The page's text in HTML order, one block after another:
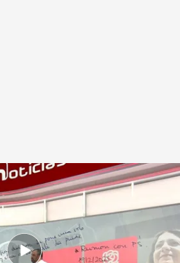
P.S es Pedro Sánchez en la libreta de Leire